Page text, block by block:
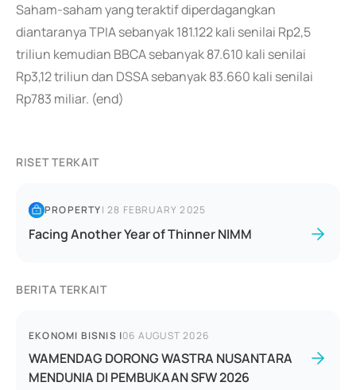
Saham-saham yang teraktif diperdagangkan
diantaranya TPIA sebanyak 181.122 kali senilai Rp2,5
triliun kemudian BBCA sebanyak 87.610 kali senilai
Rp3,12 triliun dan DSSA sebanyak 83.660 kali senilai
Rp783 miliar. (end)
RISET TERKAIT
PROPERTY|28 FEBRUARY 2025
Facing Another Year of Thinner NIMM
BERITA TERKAIT
EKONOMI BISNIS |06 AUGUST 2026
WAMENDAG DORONG WASTRA NUSANTARA
MENDUNIA DI PEMBUKAAN SFW 2026